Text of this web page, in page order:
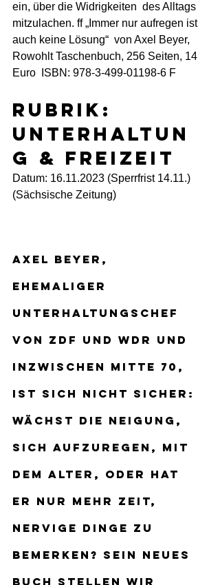
ein, über die Widrigkeiten  des Alltags
mitzulachen. ff „Immer nur aufregen ist
auch keine Lösung“  von Axel Beyer,
Rowohlt Taschenbuch, 256 Seiten, 14
Euro  ISBN: 978-3-499-01198-6 F
Rubrik:
Unterhaltun
g & Freizeit
Datum: 16.11.2023 (Sperrfrist 14.11.)
(Sächsische Zeitung)
Axel Beyer,
ehemaliger
Unterhaltungschef
von ZDF und WDR und
inzwischen Mitte 70,
ist sich nicht sicher:
Wächst die Neigung,
sich aufzuregen, mit
dem Alter, oder hat
er nur mehr Zeit,
nervige Dinge zu
bemerken? Sein neues
Buch stellen wir